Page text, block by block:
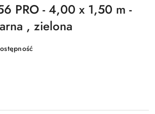
PRO - 4,00 x 1,50 m -
, zielona